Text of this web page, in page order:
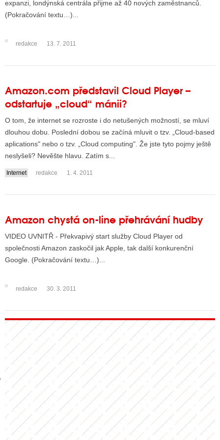
INTERNET
RÁDIA
STRÁNKY RÁDIÍ
BLOGERA
DISKUTÉRA NA RADIOTV
STARŠÍCH DISKUZÍ
expanzi, londýnská centrála přijme až 40 nových zaměstnanců.
(Pokračování textu…)...
redakce 13. 7. 2011
Amazon.com představil Cloud Player –
odstartuje „cloud“ mánii?
O tom, že internet se rozroste i do netušených možností, se mluví
dlouhou dobu. Poslední dobou se začíná mluvit o tzv. „Cloud-based
aplications" nebo o tzv. „Cloud computing". Že jste tyto pojmy ještě
neslyšeli? Nevěšte hlavu. Zatím s...
Internet redakce 1. 4. 2011
Amazon chystá on-line přehrávání hudby
VIDEO UVNITŘ - Překvapivý start služby Cloud Player od
společnosti Amazon zaskočil jak Apple, tak další konkurenční
Google. (Pokračování textu…)...
redakce 30. 3. 2011